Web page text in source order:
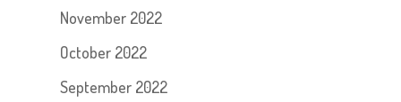
November 2022
October 2022
September 2022